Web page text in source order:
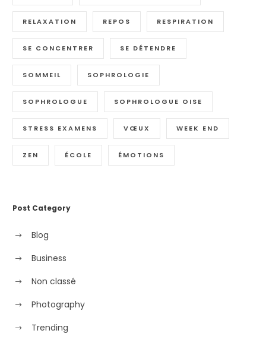
RELAXATION REPOS RESPIRATION
SE CONCENTRER SE DÉTENDRE
SOMMEIL SOPHROLOGIE
SOPHROLOGUE SOPHROLOGUE OISE
STRESS EXAMENS VŒUX WEEK END
ZEN ÉCOLE ÉMOTIONS
Post Category
Blog
Business
Non classé
Photography
Trending